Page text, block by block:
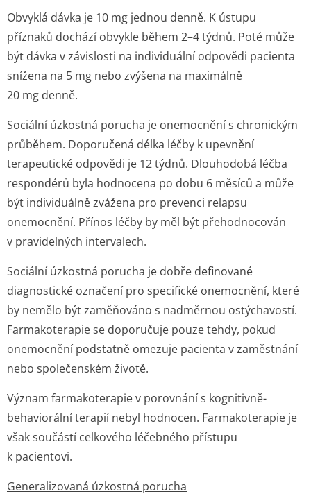
Obvyklá dávka je 10 mg jednou denně. K ústupu
příznaků dochází obvykle během 2–4 týdnů. Poté může
být dávka v závislosti na individuální odpovědi pacienta
snížena na 5 mg nebo zvýšena na maximálně
20 mg denně.
Sociální úzkostná porucha je onemocnění s chronickým
průběhem. Doporučená délka léčby k upevnění
terapeutické odpovědi je 12 týdnů. Dlouhodobá léčba
respondérů byla hodnocena po dobu 6 měsíců a může
být individuálně zvážena pro prevenci relapsu
onemocnění. Přínos léčby by měl být přehodnocován
v pravidelných intervalech.
Sociální úzkostná porucha je dobře definované
diagnostické označení pro specifické onemocnění, které
by nemělo být zaměňováno s nadměrnou ostýchavostí.
Farmakoterapie se doporučuje pouze tehdy, pokud
onemocnění podstatně omezuje pacienta v zaměstnání
nebo společenském životě.
Význam farmakoterapie v porovnání s kognitivně-
behaviorální terapií nebyl hodnocen. Farmakoterapie je
však součástí celkového léčebného přístupu
k pacientovi.
Generalizovaná úzkostná porucha